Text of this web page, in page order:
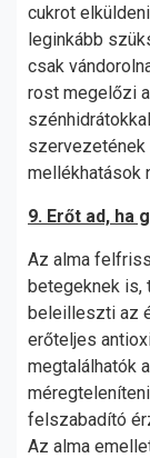
cukrot
leginkább
csak
rost megelőzi
mellékhatások
9. Erőt ad, ha
Az alma
betegeknek is,
beleilleszti az
erőteljes
megtalálhatók
felszabadító
Az alma